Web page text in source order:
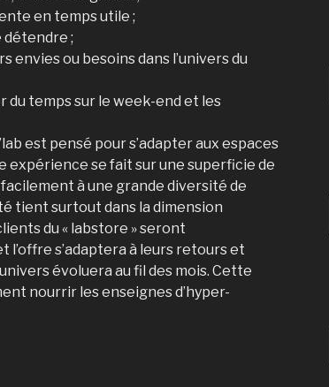
en temps utile ;
détendre ;
envies ou besoins dans l’univers du
du temps sur le week-end et les
est pensé pour s’adapter aux espaces
expérience se fait sur une superficie de
à une grande diversité de
tient surtout dans la dimension
du « labstore » seront
s’adaptera à leurs retours et
évoluera au fil des mois. Cette
nourrir les enseignes d’hyper-